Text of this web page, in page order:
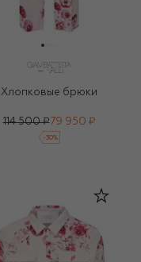
Хлопковые брюки
114 500 ₽79 950 ₽
-30%